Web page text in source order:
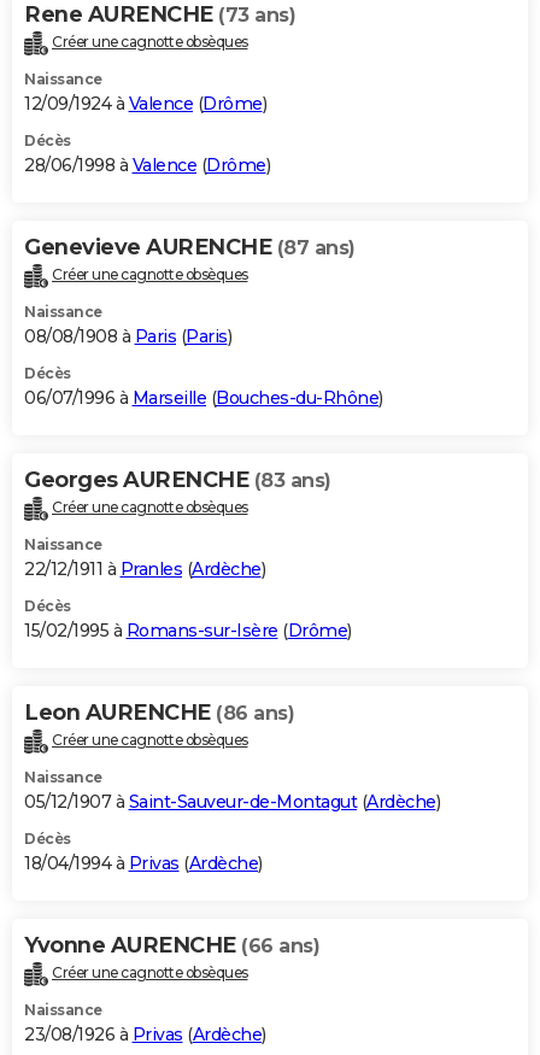
Rene AURENCHE (73 ans)
Créer une cagnotte obsèques
Naissance
12/09/1924 à Valence (Drôme)
Décès
28/06/1998 à Valence (Drôme)
Genevieve AURENCHE (87 ans)
Créer une cagnotte obsèques
Naissance
08/08/1908 à Paris (Paris)
Décès
06/07/1996 à Marseille (Bouches-du-Rhône)
Georges AURENCHE (83 ans)
Créer une cagnotte obsèques
Naissance
22/12/1911 à Pranles (Ardèche)
Décès
15/02/1995 à Romans-sur-Isère (Drôme)
Leon AURENCHE (86 ans)
Créer une cagnotte obsèques
Naissance
05/12/1907 à Saint-Sauveur-de-Montagut(Ardèche)
Décès
18/04/1994 à Privas (Ardèche)
Yvonne AURENCHE (66 ans)
Créer une cagnotte obsèques
Naissance
23/08/1926 à Privas (Ardèche)